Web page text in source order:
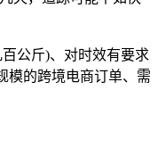
公斤)、对时效有要求
模的跨境电商订单、需